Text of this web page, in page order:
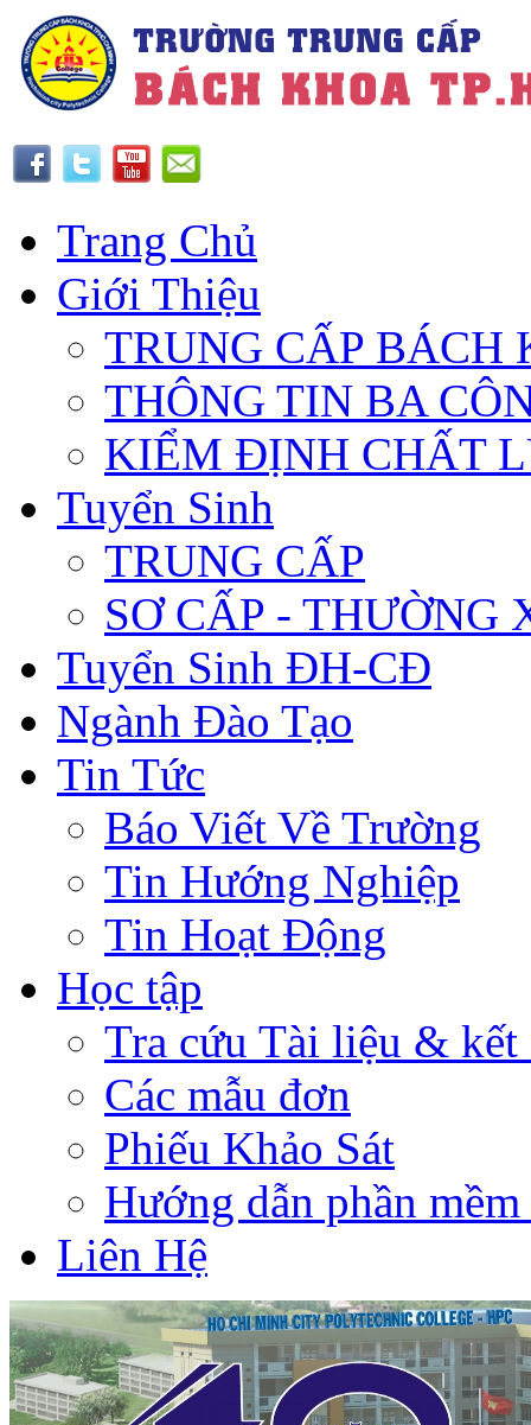
Trang Chủ
Giới Thiệu
TRUNG CẤP BÁCH
THÔNG TIN BA
KIỂM ĐỊNH CHẤT
Tuyển Sinh
TRUNG CẤP
SƠ CẤP - THƯỜNG
Tuyển Sinh ĐH-CĐ
Ngành Đào Tạo
Tin Tức
Báo Viết Về Trường
Tin Hướng Nghiệp
Tin Hoạt Động
Học tập
Tra cứu Tài liệu & kết
Các mẫu đơn
Phiếu Khảo Sát
Hướng dẫn phần
Liên Hệ